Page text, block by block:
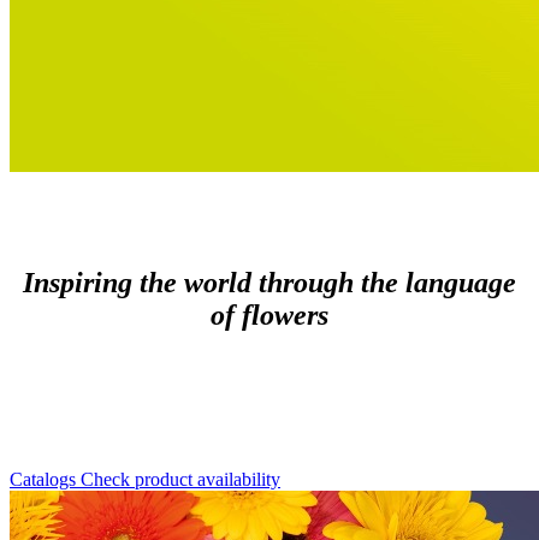
Inspiring the world through the language
of flowers
Catalogs Check product availability